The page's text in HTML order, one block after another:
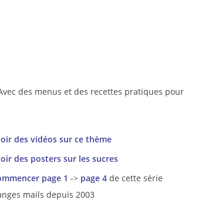
des menus et des recettes pratiques pour
des vidéos sur ce thème
des posters sur les sucres
page 1 -> page 4 de cette série
mails depuis 2003